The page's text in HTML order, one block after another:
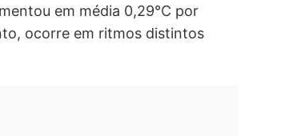
em média 0,29°C por
ocorre em ritmos distintos